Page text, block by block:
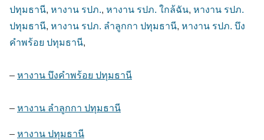
ปทุมธานี, หางาน รปภ., หางาน รปภ. ใกล้ฉัน, หางาน รปภ.
ปทุมธานี, หางาน รปภ. ลำลูกกา ปทุมธานี, หางาน รปภ. บึง
คำพร้อย ปทุมธานี,
– หางาน บึงคำพร้อย ปทุมธานี
– หางาน ลำลูกกา ปทุมธานี
– หางาน ปทุมธานี